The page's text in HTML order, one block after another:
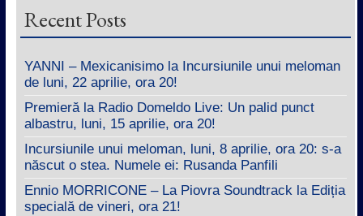
Recent Posts
YANNI – Mexicanisimo la Incursiunile unui meloman
de luni, 22 aprilie, ora 20!
Premieră la Radio Domeldo Live: Un palid punct
albastru, luni, 15 aprilie, ora 20!
Incursiunile unui meloman, luni, 8 aprilie, ora 20: s-a
născut o stea. Numele ei: Rusanda Panfili
Ennio MORRICONE – La Piovra Soundtrack la Ediția
specială de vineri, ora 21!